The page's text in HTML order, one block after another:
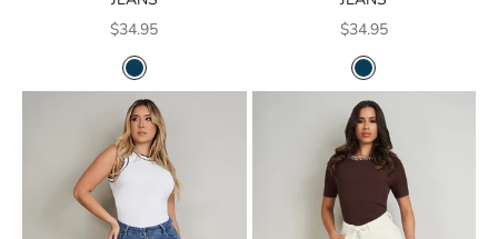
Precio de oferta
$34.95
COLOR
AZUL OSCURO
Precio de oferta
$34.95
COLOR
AZUL OSCURO